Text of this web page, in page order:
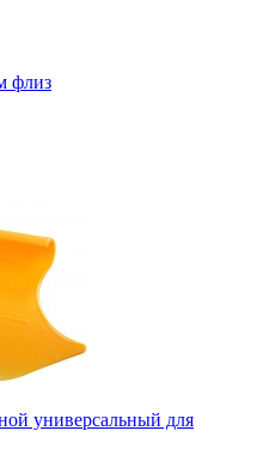
флиз
универсальный для